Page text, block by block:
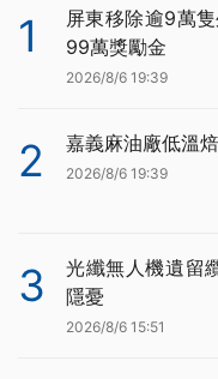
1
屏東移除逾9萬
99萬獎勵金
2026/8/6 19:39
2 嘉義麻油廠低溫
2026/8/6 19:39
3
光纖無人機遺留
隱憂
2026/8/6 15:51